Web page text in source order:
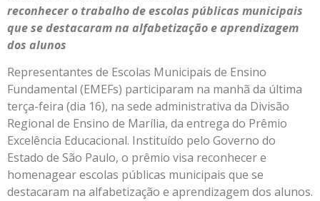
reconhecer o trabalho de escolas públicas municipais
que se destacaram na alfabetização e aprendizagem
dos alunos
Representantes de Escolas Municipais de Ensino
Fundamental (EMEFs) participaram na manhã da última
terça-feira (dia 16), na sede administrativa da Divisão
Regional de Ensino de Marília, da entrega do Prêmio
Excelência Educacional. Instituído pelo Governo do
Estado de São Paulo, o prêmio visa reconhecer e
homenagear escolas públicas municipais que se
destacaram na alfabetização e aprendizagem dos alunos.